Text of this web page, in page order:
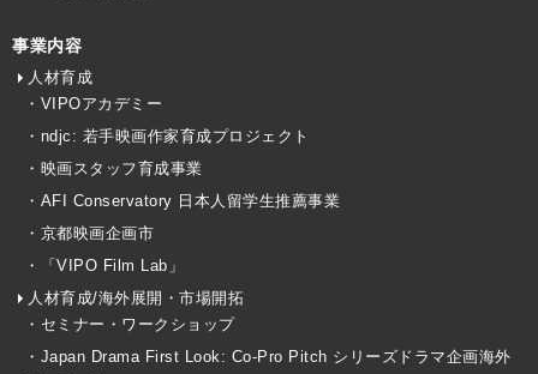
事業内容
人材育成
・VIPOアカデミー
・ndjc: 若手映画作家育成プロジェクト
・映画スタッフ育成事業
・AFI Conservatory 日本人留学生推薦事業
・京都映画企画市
・「VIPO Film Lab」
人材育成/海外展開・市場開拓
・セミナー・ワークショップ
・Japan Drama First Look: Co-Pro Pitch シリーズドラマ企画海外